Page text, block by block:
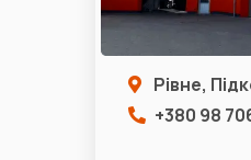
Рівне,
+380 98